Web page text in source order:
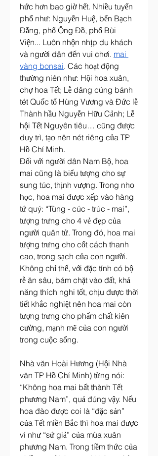
hức hơn bao giờ hết. Nhiều tuyến
phố như: Nguyễn Huệ, bến Bạch
Đằng, phố Ông Đồ, phố Bùi
Viện... Luôn nhộn nhịp du khách
và người dân đến vui chơi. mai
vàng bonsai. Các hoạt động
thường niên như: Hội hoa xuân,
chợ hoa Tết; Lễ dâng cúng bánh
tét Quốc tổ Hùng Vương và Đức lễ
Thành hầu Nguyễn Hữu Cảnh; Lễ
hội Tết Nguyên tiêu… cũng được
duy trì, tạo nên nét riêng của TP
Hồ Chí Minh.
Đối với người dân Nam Bộ, hoa
mai cũng là biểu tượng cho sự
sung túc, thịnh vượng. Trong nho
học, hoa mai được xếp vào hàng
tứ quý: “Tùng - cúc - trúc - mai”,
tượng trưng cho 4 vẻ đẹp của
người quân tử. Trong đó, hoa mai
tượng trưng cho cốt cách thanh
cao, trong sạch của con người.
Không chỉ thế, với đặc tính có bộ
rễ ăn sâu, bám chặt vào đất, khả
năng thích nghi tốt, chịu được thời
tiết khắc nghiệt nên hoa mai còn
tượng trưng cho phẩm chất kiên
cường, mạnh mẽ của con người
trong cuộc sống.
Nhà văn Hoài Hương (Hội Nhà
văn TP Hồ Chí Minh) từng nói:
“Không hoa mai bất thành Tết
phương Nam”, quả đúng vậy. Nếu
hoa đào được coi là “đặc sản”
của Tết miền Bắc thì hoa mai được
ví như “sứ giả” của mùa xuân
phương Nam. Trong tiềm thức của